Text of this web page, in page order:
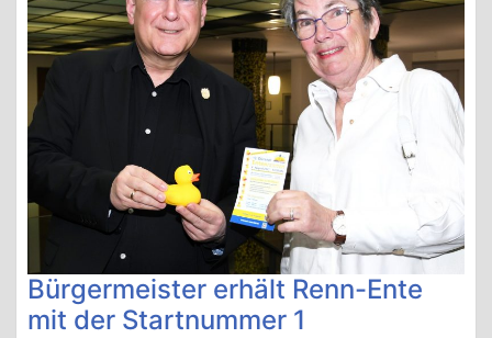
Bürgermeister erhält Renn-Ente
mit der Startnummer 1